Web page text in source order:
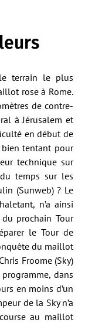
terrain le plus
rose à Rome.
de contre-
à Jérusalem et
en début de
bien tentant pour
technique sur
temps sur les
(Sunweb) ? Le
n’a ainsi
prochain Tour
le Tour de
du maillot
Froome (Sky)
dans
en moins d’un
de la Sky n’a
au maillot